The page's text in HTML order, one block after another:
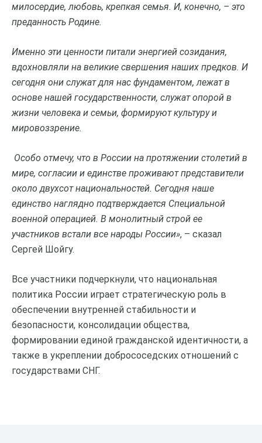
милосердие, любовь, крепкая семья. И, конечно, – это
преданность Родине.
Именно эти ценности питали энергией созидания,
вдохновляли на великие свершения наших предков. И
сегодня они служат для нас фундаментом, лежат в
основе нашей государственности, служат опорой в
жизни человека и семьи, формируют культуру и
мировоззрение.
Особо отмечу, что в России на протяжении столетий в
мире, согласии и единстве проживают представители
около двухсот национальностей. Сегодня наше
единство наглядно подтверждается Специальной
военной операцией. В монолитный строй ее
участников встали все народы России», – сказал
Сергей Шойгу.
Все участники подчеркнули, что национальная
политика России играет стратегическую роль в
обеспечении внутренней стабильности и
безопасности, консолидации общества,
формировании единой гражданской идентичности, а
также в укреплении добрососедских отношений с
государствами СНГ.